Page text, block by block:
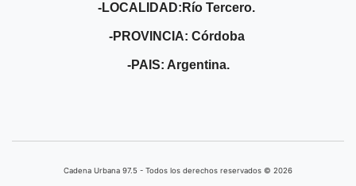
-LOCALIDAD:Río Tercero.
-PROVINCIA: Córdoba
-PAIS: Argentina.
Cadena Urbana ​97.5 - Todos los derechos reservados © 2026